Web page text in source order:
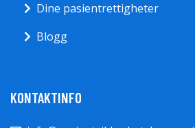
Dine pasientrettigheter
Blogg
KONTAKTINFO